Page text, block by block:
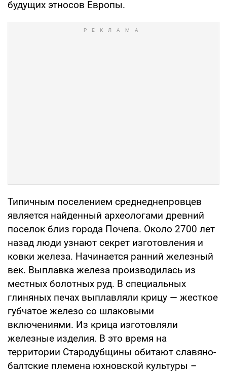
будущих этносов Европы.
Типичным поселением среднеднепровцев
является найденный археологами древний
поселок близ города Почепа. Около 2700 лет
назад люди узнают секрет изготовления и
ковки железа. Начинается ранний железный
век. Выплавка железа производилась из
местных болотных руд. В специальных
глиняных печах выплавляли крицу — жесткое
губчатое железо со шлаковыми
включениями. Из крица изготовляли
железные изделия. В это время на
территории Стародубщины обитают славяно-
балтские племена юхновской культуры –